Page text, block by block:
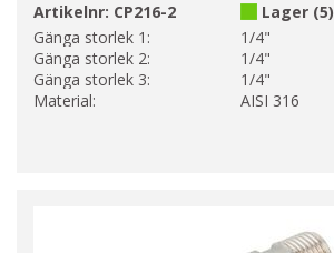
Artikelnr: CP216-2
Lager (5)
Gänga storlek 1:
1/4"
Gänga storlek 2:
1/4"
Gänga storlek 3:
1/4"
Material:
AISI 316